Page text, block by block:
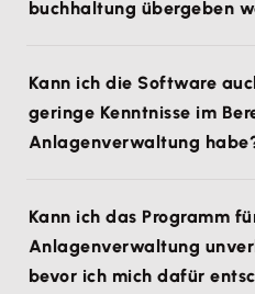
buchhaltung übergeben
Kann ich die Software
geringe Kenntnisse im
Anlagenverwaltung
Kann ich das Programm
Anlagenverwaltung
bevor ich mich dafür